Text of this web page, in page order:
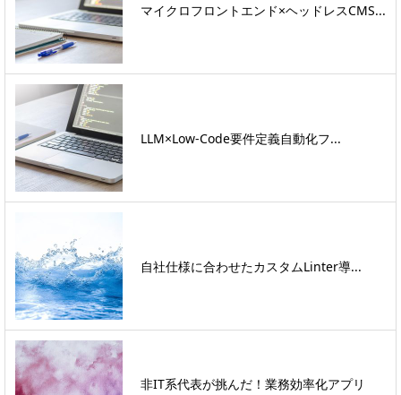
マイクロフロントエンド×ヘッドレスCMS...
LLM×Low-Code要件定義自動化フ...
自社仕様に合わせたカスタムLinter導...
非IT系代表が挑んだ！業務効率化アプリ